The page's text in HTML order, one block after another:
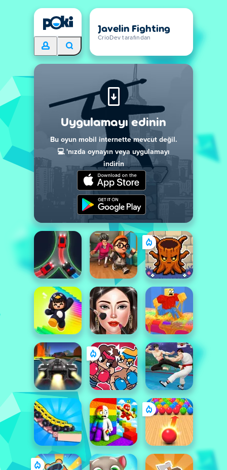
Javelin Fighting
CrioDev tarafından
Uygulamayı edinin
Bu oyun mobil internette mevcut değil.
💻 'nızda oynayın veya uygulamayı
indirin